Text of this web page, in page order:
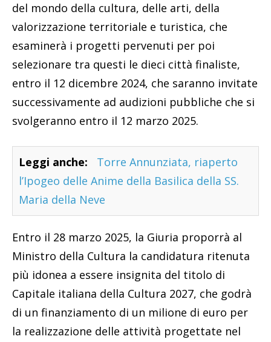
del mondo della cultura, delle arti, della
valorizzazione territoriale e turistica, che
esaminerà i progetti pervenuti per poi
selezionare tra questi le dieci città finaliste,
entro il 12 dicembre 2024, che saranno invitate
successivamente ad audizioni pubbliche che si
svolgeranno entro il 12 marzo 2025.
Leggi anche:
Torre Annunziata, riaperto
l’Ipogeo delle Anime della Basilica della SS.
Maria della Neve
Entro il 28 marzo 2025, la Giuria proporrà al
Ministro della Cultura la candidatura ritenuta
più idonea a essere insignita del titolo di
Capitale italiana della Cultura 2027, che godrà
di un finanziamento di un milione di euro per
la realizzazione delle attività progettate nel